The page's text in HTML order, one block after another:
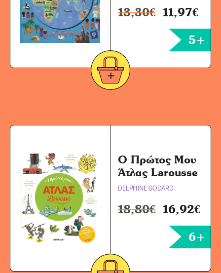
13,30€ 11,97€
5+
Ο Πρώτος Μου
Άτλας Larousse
DELPHINE GODARD
18,80€ 16,92€
6+